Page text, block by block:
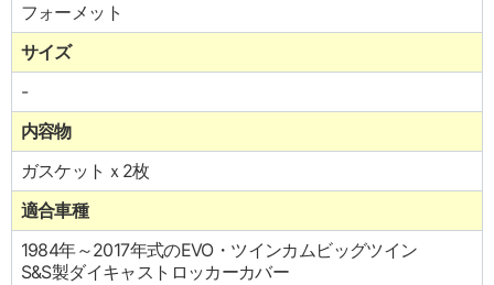
フォーメット
サイズ
-
内容物
ガスケットｘ2枚
適合車種
1984年～2017年式のEVO・ツインカムビッグツイン
S&S製ダイキャストロッカーカバー